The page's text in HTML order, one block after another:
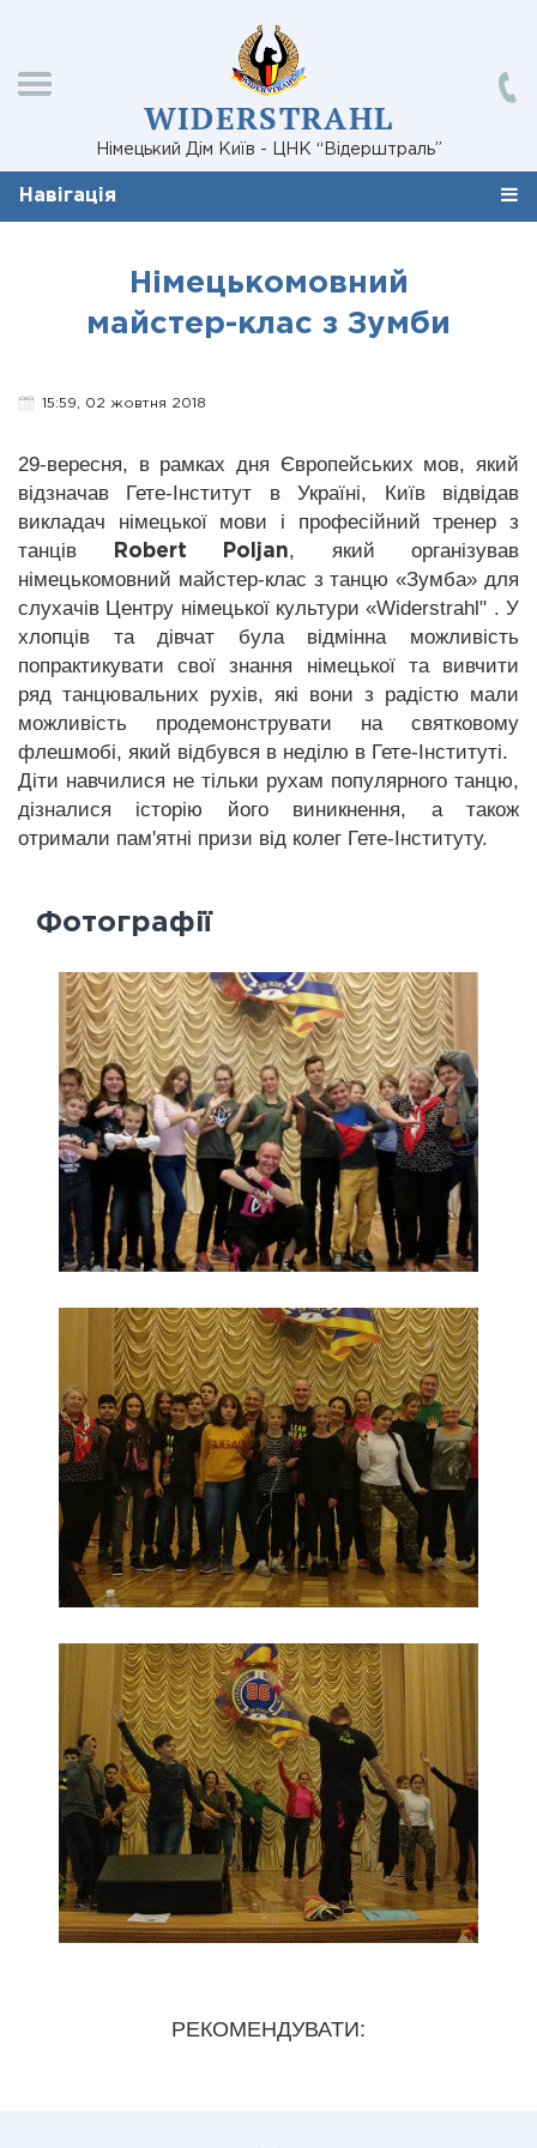
WIDERSTRAHL
Німецький Дім Київ - ЦНК “Відерштраль”
Навігація
Німецькомовний
майстер-клас з Зумби
15:59, 02 жовтня 2018
29-вересня, в рамках дня Європейських мов, який
відзначав Гете-Інститут в Україні, Київ відвідав
викладач німецької мови і професійний тренер з
танців
Robert Poljan, який організував
німецькомовний майстер-клас з танцю «Зумба» для
слухачів Центру німецької культури «Widerstrahl" . У
хлопців та дівчат була відмінна можливість
попрактикувати свої знання німецької та вивчити
ряд танцювальних рухів, які вони з радістю мали
можливість продемонструвати на святковому
флешмобі, який відбувся в неділю в Гете-Інституті.
Діти навчилися не тільки рухам популярного танцю,
дізналися історію його виникнення, а також
отримали пам'ятні призи від колег Гете-Інституту.
Фотографії
РЕКОМЕНДУВАТИ: